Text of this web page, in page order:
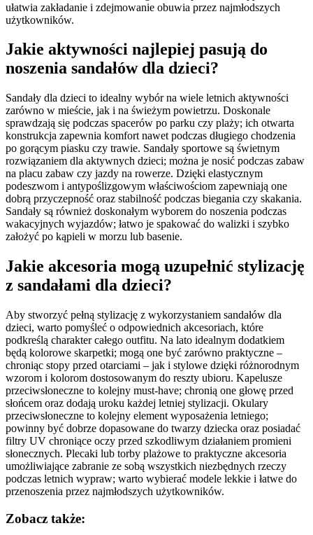
ułatwia zakładanie i zdejmowanie obuwia przez najmłodszych
użytkowników.
Jakie aktywności najlepiej pasują do
noszenia sandałów dla dzieci?
Sandały dla dzieci to idealny wybór na wiele letnich aktywności
zarówno w mieście, jak i na świeżym powietrzu. Doskonale
sprawdzają się podczas spacerów po parku czy plaży; ich otwarta
konstrukcja zapewnia komfort nawet podczas długiego chodzenia
po gorącym piasku czy trawie. Sandały sportowe są świetnym
rozwiązaniem dla aktywnych dzieci; można je nosić podczas zabaw
na placu zabaw czy jazdy na rowerze. Dzięki elastycznym
podeszwom i antypoślizgowym właściwościom zapewniają one
dobrą przyczepność oraz stabilność podczas biegania czy skakania.
Sandały są również doskonałym wyborem do noszenia podczas
wakacyjnych wyjazdów; łatwo je spakować do walizki i szybko
założyć po kąpieli w morzu lub basenie.
Jakie akcesoria mogą uzupełnić stylizację
z sandałami dla dzieci?
Aby stworzyć pełną stylizację z wykorzystaniem sandałów dla
dzieci, warto pomyśleć o odpowiednich akcesoriach, które
podkreślą charakter całego outfitu. Na lato idealnym dodatkiem
będą kolorowe skarpetki; mogą one być zarówno praktyczne –
chroniąc stopy przed otarciami – jak i stylowe dzięki różnorodnym
wzorom i kolorom dostosowanym do reszty ubioru. Kapelusze
przeciwsłoneczne to kolejny must-have; chronią one głowę przed
słońcem oraz dodają uroku każdej letniej stylizacji. Okulary
przeciwsłoneczne to kolejny element wyposażenia letniego;
powinny być dobrze dopasowane do twarzy dziecka oraz posiadać
filtry UV chroniące oczy przed szkodliwym działaniem promieni
słonecznych. Plecaki lub torby plażowe to praktyczne akcesoria
umożliwiające zabranie ze sobą wszystkich niezbędnych rzeczy
podczas letnich wypraw; warto wybierać modele lekkie i łatwe do
przenoszenia przez najmłodszych użytkowników.
Zobacz także: